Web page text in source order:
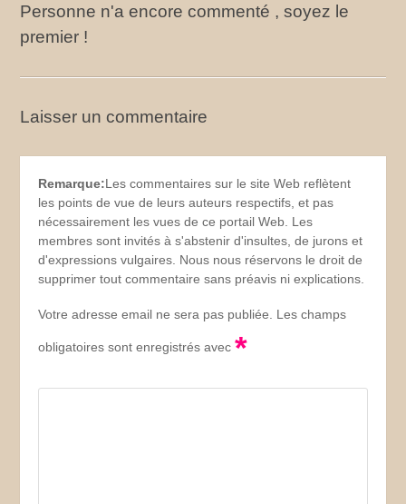
Personne n'a encore commenté , soyez le
premier !
Laisser un commentaire
Remarque:Les commentaires sur le site Web reflètent
les points de vue de leurs auteurs respectifs, et pas
nécessairement les vues de ce portail Web. Les
membres sont invités à s'abstenir d'insultes, de jurons et
d'expressions vulgaires. Nous nous réservons le droit de
supprimer tout commentaire sans préavis ni explications.
Votre adresse email ne sera pas publiée. Les champs
obligatoires sont enregistrés avec*